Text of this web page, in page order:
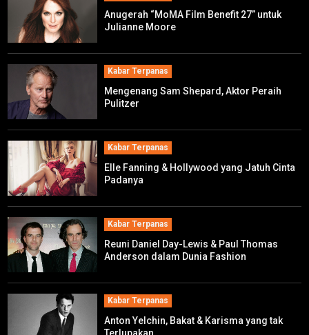
Anugerah “MoMA Film Benefit 27” untuk
Julianne Moore
Kabar Terpanas
Mengenang Sam Shepard, Aktor Peraih
Pulitzer
Kabar Terpanas
Elle Fanning & Hollywood yang Jatuh Cinta
Padanya
Kabar Terpanas
Reuni Daniel Day-Lewis & Paul Thomas
Anderson dalam Dunia Fashion
Kabar Terpanas
Anton Yelchin, Bakat & Karisma yang tak